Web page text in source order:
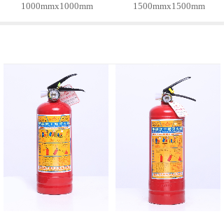
1000mmx1000mm
1500mmx1500mm